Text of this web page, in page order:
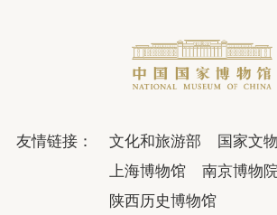
友情链接： 文化和旅游部 国家文
上海博物馆
南京博物
陕西历史博物馆